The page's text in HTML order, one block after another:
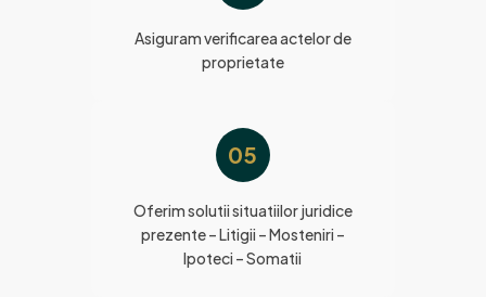
Asiguram verificarea actelor de
proprietate
05
Oferim solutii situatiilor juridice
prezente – Litigii – Mosteniri –
Ipoteci – Somatii